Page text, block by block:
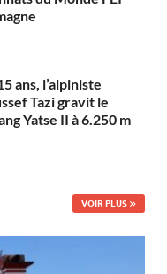
ans, l’alpiniste
Tazi gravit le
Yatse II à 6.250 m
VOIR PLUS